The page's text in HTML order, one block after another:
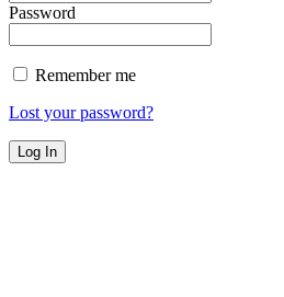
Password
Remember me
Lost your password?